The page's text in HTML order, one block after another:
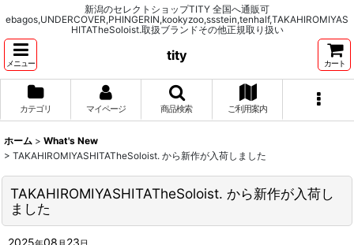
新潟のセレクトショップTITY 全国へ通販可
ebagos,UNDERCOVER,PHINGERIN,kookyzoo,ssstein,tenhalf,TAKAHIROMIYAS
HITATheSoloist.取扱ブランドその他正規取り扱い
メニュー
tity
カート
カテゴリ マイページ 商品検索 ご利用案内
ホーム > What's New
> TAKAHIROMIYASHITATheSoloist. から新作が入荷しました
TAKAHIROMIYASHITATheSoloist. から新作が入荷し
ました
2025 08 23